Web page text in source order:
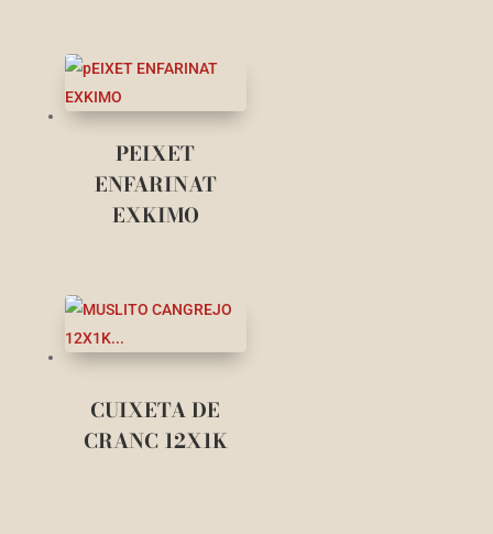
PEIXET
ENFARINAT
EXKIMO
CUIXETA DE
CRANC 12X1K